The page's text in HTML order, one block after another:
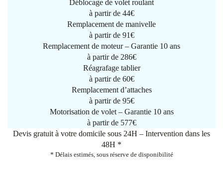
Déblocage de volet roulant
à partir de 44€
Remplacement de manivelle
à partir de 91€
Remplacement de moteur – Garantie 10 ans
à partir de 286€
Réagrafage tablier
à partir de 60€
Remplacement d’attaches
à partir de 95€
Motorisation de volet – Garantie 10 ans
à partir de 577€
Devis gratuit à votre domicile sous 24H – Intervention dans les
48H *
* Délais estimés, sous réserve de disponibilité